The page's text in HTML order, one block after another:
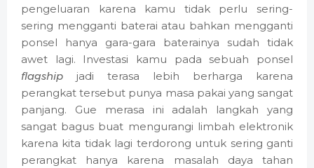
pengeluaran karena kamu tidak perlu sering-
sering mengganti baterai atau bahkan mengganti
ponsel hanya gara-gara baterainya sudah tidak
awet lagi. Investasi kamu pada sebuah ponsel
flagship jadi terasa lebih berharga karena
perangkat tersebut punya masa pakai yang sangat
panjang. Gue merasa ini adalah langkah yang
sangat bagus buat mengurangi limbah elektronik
karena kita tidak lagi terdorong untuk sering ganti
perangkat hanya karena masalah daya tahan